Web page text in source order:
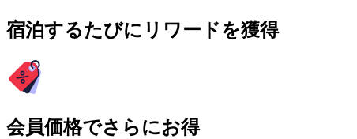
宿泊するたびにリワードを獲得
会員価格でさらにお得